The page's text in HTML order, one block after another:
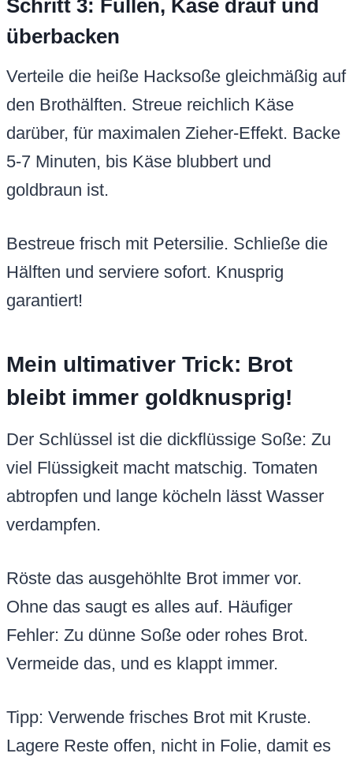
Schritt 3: Füllen, Käse drauf und
überbacken
Verteile die heiße Hacksoße gleichmäßig auf
den Brothälften. Streue reichlich Käse
darüber, für maximalen Zieher-Effekt. Backe
5-7 Minuten, bis Käse blubbert und
goldbraun ist.
Bestreue frisch mit Petersilie. Schließe die
Hälften und serviere sofort. Knusprig
garantiert!
Mein ultimativer Trick: Brot
bleibt immer goldknusprig!
Der Schlüssel ist die dickflüssige Soße: Zu
viel Flüssigkeit macht matschig. Tomaten
abtropfen und lange köcheln lässt Wasser
verdampfen.
Röste das ausgehöhlte Brot immer vor.
Ohne das saugt es alles auf. Häufiger
Fehler: Zu dünne Soße oder rohes Brot.
Vermeide das, und es klappt immer.
Tipp: Verwende frisches Brot mit Kruste.
Lagere Reste offen, nicht in Folie, damit es